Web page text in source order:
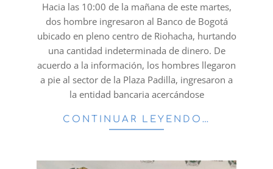
Hacia las 10:00 de la mañana de este martes,
dos hombre ingresaron al Banco de Bogotá
ubicado en pleno centro de Riohacha, hurtando
una cantidad indeterminada de dinero. De
acuerdo a la información, los hombres llegaron
a pie al sector de la Plaza Padilla, ingresaron a
la entidad bancaria acercándose
CONTINUAR LEYENDO…